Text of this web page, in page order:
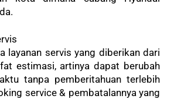
layanan servis yang diberikan dari
estimasi, artinya dapat berubah
tanpa pemberitahuan terlebih
service & pembatalannya yang